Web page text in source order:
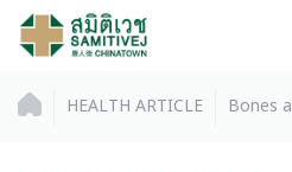
HEALTH ARTICLE Bones